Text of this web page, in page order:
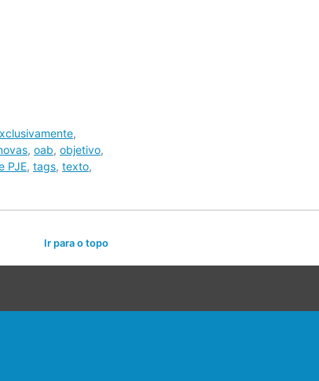
,
, oab, objetivo,
PJE, tags, texto,
Ir para o topo